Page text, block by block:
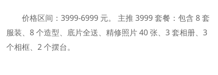
价格区间：3999-6999 元。 主推 3999 套餐：包含 8 套
服装、8 个造型、底片全送、精修照片 40 张、3 套相册、3
个相框、2 个摆台。